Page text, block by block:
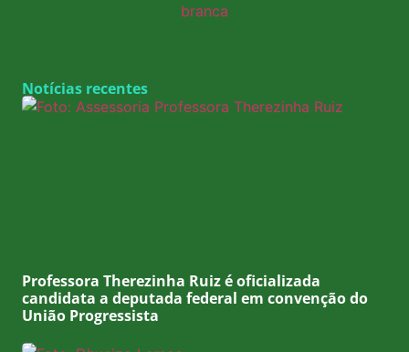
Notícias recentes
Professora Therezinha Ruiz é oficializada
candidata a deputada federal em convenção do
União Progressista